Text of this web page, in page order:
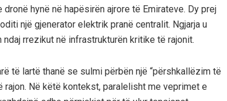
hynë në hapësirën ajrore të Emirateve. Dy prej
një gjenerator elektrik pranë centralit. Ngjarja u
rrezikut në infrastrukturën kritike të rajonit.
të lartë thanë se sulmi përbën një “përshkallëzim të
Në këtë kontekst, paralelisht me veprimet e